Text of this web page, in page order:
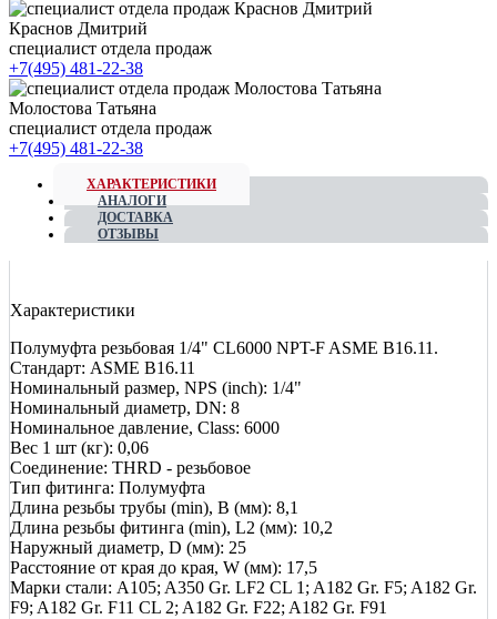
Краснов Дмитрий
специалист отдела продаж
+7(495) 481-22-38
Молостова Татьяна
специалист отдела продаж
+7(495) 481-22-38
ХАРАКТЕРИСТИКИ
АНАЛОГИ
ДОСТАВКА
ОТЗЫВЫ
Характеристики
Полумуфта резьбовая 1/4" CL6000 NPT-F ASME B16.11.
Стандарт: ASME B16.11
Номинальный размер, NPS (inch): 1/4"
Номинальный диаметр, DN: 8
Номинальное давление, Class: 6000
Вес 1 шт (кг): 0,06
Соединение: THRD - резьбовое
Тип фитинга: Полумуфта
Длина резьбы трубы (min), B (мм): 8,1
Длина резьбы фитинга (min), L2 (мм): 10,2
Наружный диаметр, D (мм): 25
Расстояние от края до края, W (мм): 17,5
Марки стали: A105; A350 Gr. LF2 CL 1; A182 Gr. F5; A182 Gr.
F9; A182 Gr. F11 CL 2; A182 Gr. F22; A182 Gr. F91